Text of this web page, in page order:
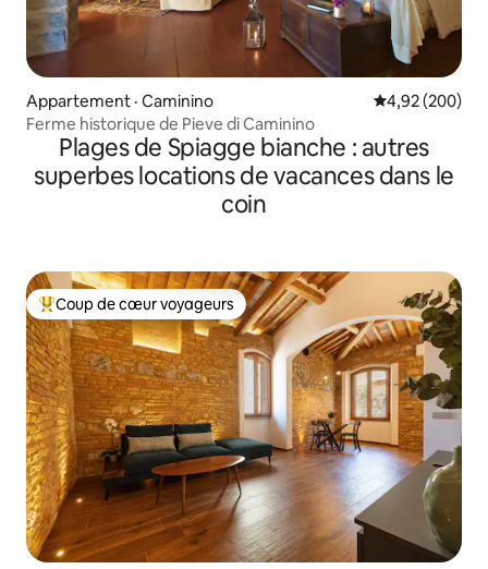
Appartement · Caminino Note
4,92 (200)
Ferme historique de Pieve di Caminino
Plages de Spiagge bianche : autres
superbes locations de vacances dans le
coin
Coup de cœur voyageurs parmi les plus aimés
Coup de cœur voyageurs